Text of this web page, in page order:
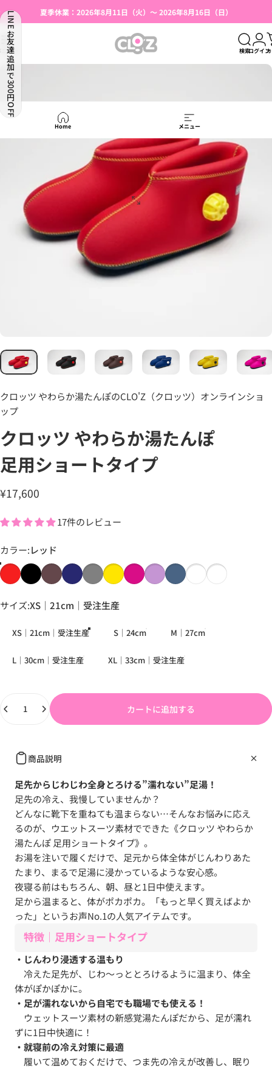
夏季休業：2026年8月11日（火）～ 2026年8月16日（日）
【本店限定】会員登録で500円OFFクーポン
湯たんぽ使用上のご注意（はじめての方へ）
スライドショーを一時停止
ュー CLO'Z｜クロッツ公式 検索ログイン
Home メニュー
LINEお友達追加で300円OFF
クロッツ やわらか湯たんぽのCLO'Z（クロッツ）オンラインショ
ップ
クロッツ やわらか湯たんぽ
足用ショートタイプ
¥17,600
17件のレビュー
カラー
カラー:レッド
サイズ
サイズ:XS｜21cm｜受注生産
XS｜21cm｜受注生産 S｜24cm M｜27cm
L｜30cm｜受注生産 XL｜33cm｜受注生産
カートに追加する
商品説明
足先からじわじわ全身とろける”濡れない”足湯 ！
足先の冷え、我慢していませんか？
どんなに靴下を重ねても温まらない…そんなお悩みに応え
るのが、ウエットスーツ素材でできた《クロッツ やわらか
湯たんぽ 足用ショートタイプ》。
お湯を注いで履くだけで、足元から体全体がじんわりあた
たまり、まるで足湯に浸かっているような安心感。
夜寝る前はもちろん、朝、昼と1日中使えます。
足から温まると、体がポカポカ。「もっと早く買えばよか
った」というお声No.1の人気アイテムです。
特徴｜足用ショートタイプ
・じんわり浸透する温もり
冷えた足先が、じわ〜っととろけるように温まり、体全
体がぽかぽかに。
・足が濡れないから自宅でも職場でも使える！
ウェットスーツ素材の新感覚湯たんぽだから、足が濡れ
ずに1日中快適に！
・就寝前の冷え対策に最適
履いて温めておくだけで、つま先の冷えが改善し、眠り